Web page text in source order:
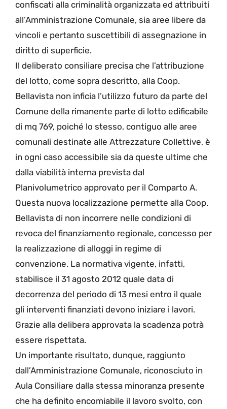
confiscati alla criminalità organizzata ed attribuiti
all’Amministrazione Comunale, sia aree libere da
vincoli e pertanto suscettibili di assegnazione in
diritto di superficie.
Il deliberato consiliare precisa che l’attribuzione
del lotto, come sopra descritto, alla Coop.
Bellavista non inficia l’utilizzo futuro da parte del
Comune della rimanente parte di lotto edificabile
di mq 769, poiché lo stesso, contiguo alle aree
comunali destinate alle Attrezzature Collettive, è
in ogni caso accessibile sia da queste ultime che
dalla viabilità interna prevista dal
Planivolumetrico approvato per il Comparto A.
Questa nuova localizzazione permette alla Coop.
Bellavista di non incorrere nelle condizioni di
revoca del finanziamento regionale, concesso per
la realizzazione di alloggi in regime di
convenzione. La normativa vigente, infatti,
stabilisce il 31 agosto 2012 quale data di
decorrenza del periodo di 13 mesi entro il quale
gli interventi finanziati devono iniziare i lavori.
Grazie alla delibera approvata la scadenza potrà
essere rispettata.
Un importante risultato, dunque, raggiunto
dall’Amministrazione Comunale, riconosciuto in
Aula Consiliare dalla stessa minoranza presente
che ha definito encomiabile il lavoro svolto, con